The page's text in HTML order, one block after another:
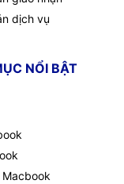
dịch vụ
NỔI BẬT
Macbook